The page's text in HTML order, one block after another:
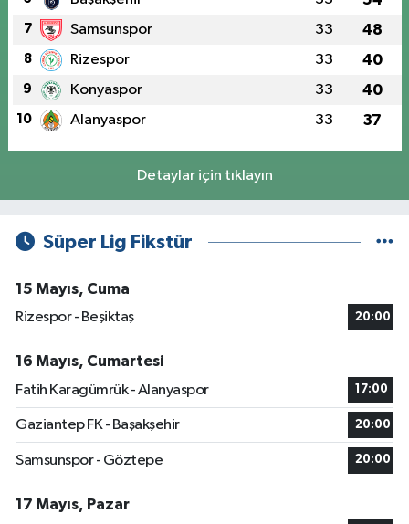
7 Samsunspor 33 48
8 Rizespor 33 40
9 Konyaspor 33 40
10 Alanyaspor 33 37
Detaylar için tıklayın
Süper Lig Fikstür
15 Mayıs, Cuma
Rizespor - Beşiktaş
20:00
16 Mayıs, Cumartesi
Fatih Karagümrük - Alanyaspor
17:00
Gaziantep FK - Başakşehir 20:00
Samsunspor - Göztepe 20:00
17 Mayıs, Pazar